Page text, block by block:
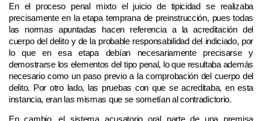
En el proceso penal mixto el juicio de tipicidad se realizaba
precisamente en la etapa temprana de preinstrucción, pues todas
las normas apuntadas hacen referencia a la acreditación del
cuerpo del delito y de la probable responsabilidad del indiciado, por
lo que en esa etapa debían necesariamente precisarse y
demostrarse los elementos del tipo penal, lo que resultaba además
necesario como un paso previo a la comprobación del cuerpo del
delito. Por otro lado, las pruebas con que se acreditaba, en esta
instancia, eran las mismas que se sometían al contradictorio.
En cambio, el sistema acusatorio oral parte de una premisa